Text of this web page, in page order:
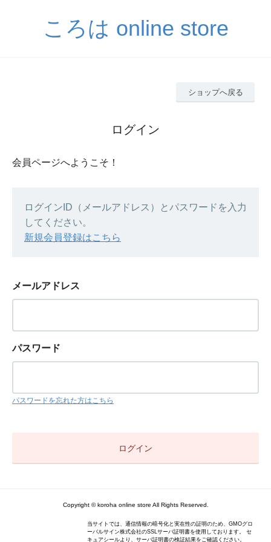
ころは online store
ショップへ戻る
ログイン
会員ページへようこそ！
ログインID（メールアドレス）とパスワードを入力
してください。
新規会員登録はこちら
メールアドレス
パスワード
パスワードを忘れた方はこちら
Copyright © koroha online store All Rights Reserved.
当サイトでは、通信情報の暗号化と実在性の証明のため、GMOグロ
ーバルサイン株式会社のSSLサーバ証明書を使用しております。 セ
キュアシールより、サーバ証明書の検証結果をご確認ください。